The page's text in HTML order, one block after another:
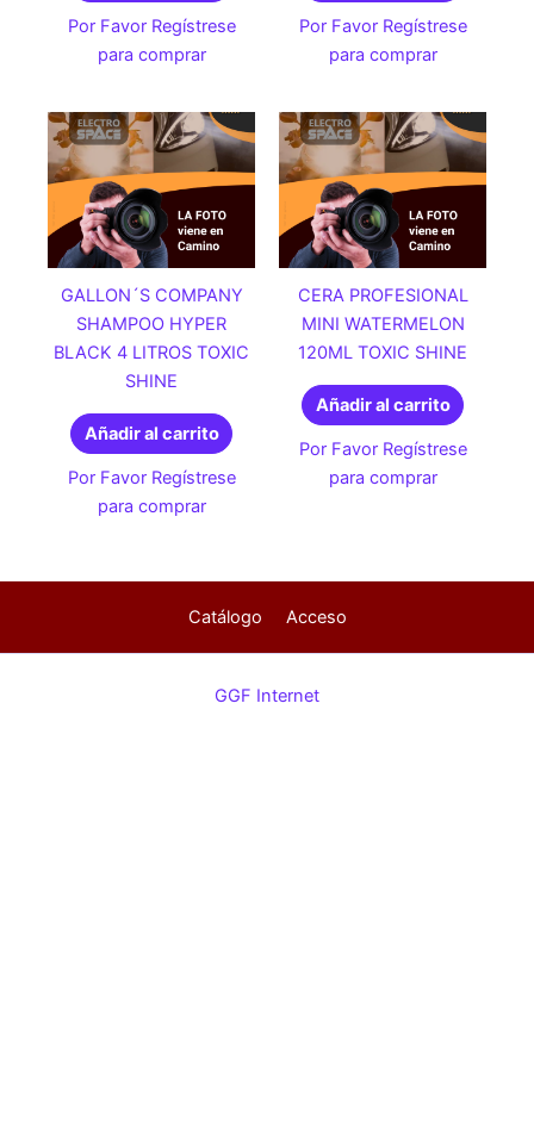
Por Favor Regístrese
para comprar
Por Favor Regístrese
para comprar
GALLON´S COMPANY
SHAMPOO HYPER
BLACK 4 LITROS TOXIC
SHINE
Añadir al carrito
Por Favor Regístrese
para comprar
CERA PROFESIONAL
MINI WATERMELON
120ML TOXIC SHINE
Añadir al carrito
Por Favor Regístrese
para comprar
Catálogo Acceso
GGF Internet